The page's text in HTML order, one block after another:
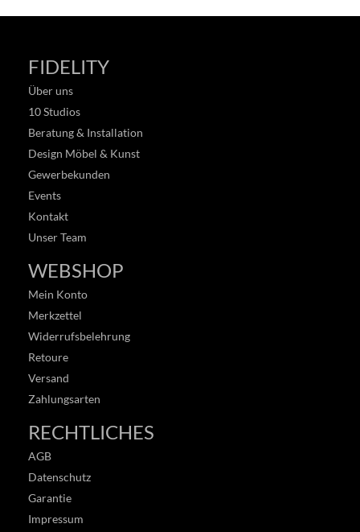
FIDELITY
Über uns
10 Studios
Beratung & Installation
Design Möbel & Kunst
Gewerbekunden
Events
Kontakt
Unser Team
WEBSHOP
Mein Konto
Merkzettel
Widerrufsbelehrung
Retoure
Versand
Zahlungsarten
RECHTLICHES
AGB
Datenschutz
Garantie
Impressum